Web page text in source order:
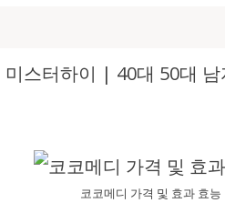
스터하이 | 40대 50대
코코메디 가격 및 효과 효능